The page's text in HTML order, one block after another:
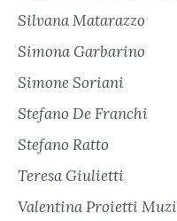
Silvana Matarazzo
Simona Garbarino
Simone Soriani
Stefano De Franchi
Stefano Ratto
Teresa Giulietti
Valentina Proietti Muzi